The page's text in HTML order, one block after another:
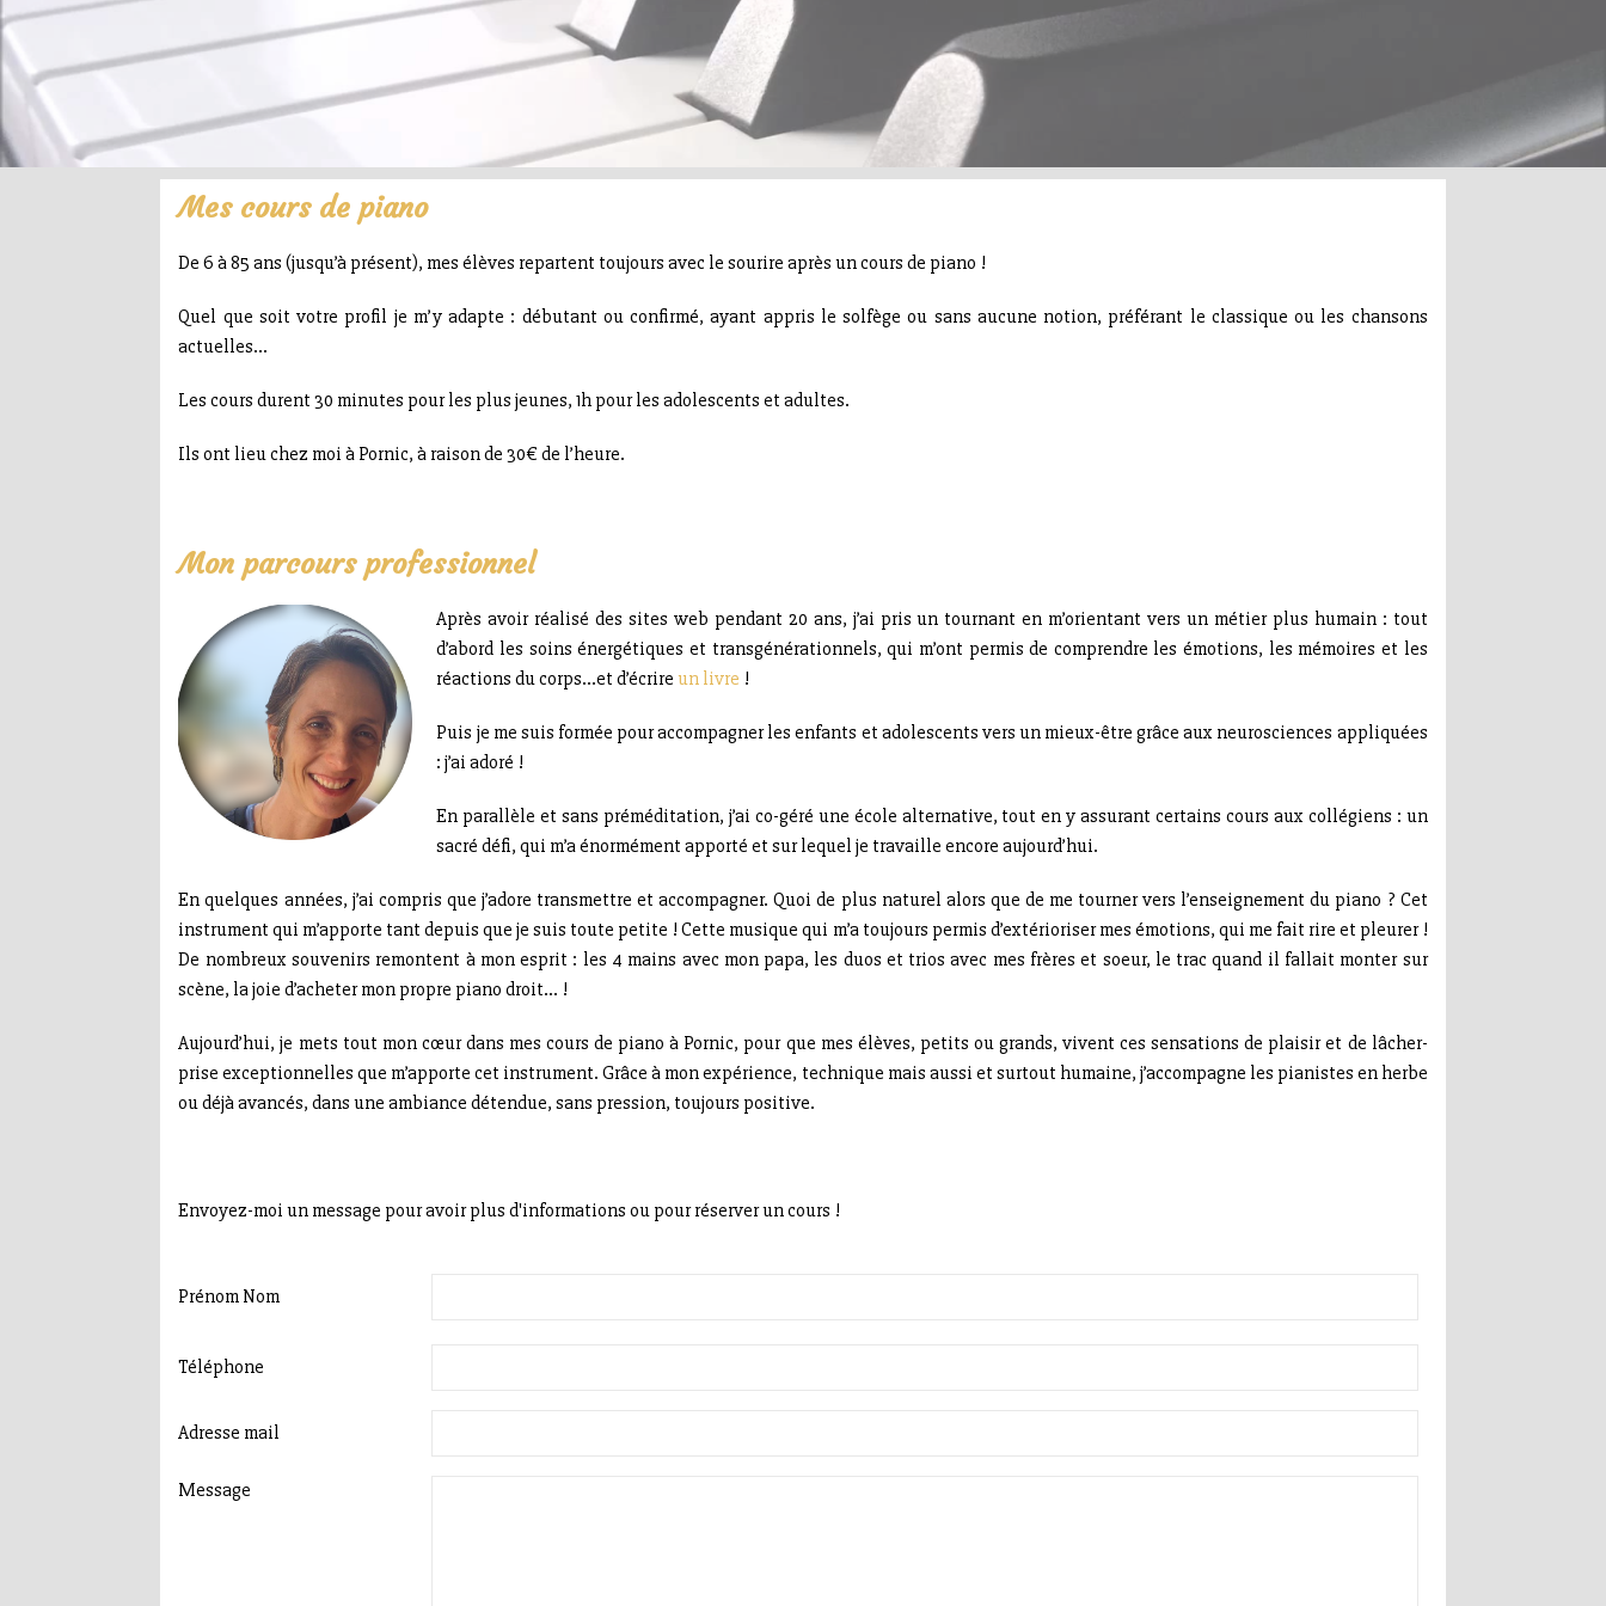
Mes cours de piano
De 6 à 85 ans (jusqu’à présent), mes élèves repartent toujours avec le sourire après un cours de piano !
Quel que soit votre profil je m’y adapte : débutant ou confirmé, ayant appris le solfège ou sans aucune notion, préférant le classique ou les chansons
actuelles…
Les cours durent 30 minutes pour les plus jeunes, 1h pour les adolescents et adultes.
Ils ont lieu chez moi à Pornic, à raison de 30€ de l’heure.
Mon parcours professionnel
Après avoir réalisé des sites web pendant 20 ans, j’ai pris un tournant en m’orientant vers un métier plus humain : tout
d’abord les soins énergétiques et transgénérationnels, qui m’ont permis de comprendre les émotions, les mémoires et les
réactions du corps…et d’écrireun livre !
Puis je me suis formée pour accompagner les enfants et adolescents vers un mieux-être grâce aux neurosciences appliquées
: j’ai adoré !
En parallèle et sans préméditation, j’ai co-géré une école alternative, tout en y assurant certains cours aux collégiens : un
sacré défi, qui m’a énormément apporté et sur lequel je travaille encore aujourd’hui.
En quelques années, j’ai compris que j’adore transmettre et accompagner. Quoi de plus naturel alors que de me tourner vers l’enseignement du piano ? Cet
instrument qui m’apporte tant depuis que je suis toute petite ! Cette musique qui m’a toujours permis d’extérioriser mes émotions, qui me fait rire et pleurer !
De nombreux souvenirs remontent à mon esprit : les 4 mains avec mon papa, les duos et trios avec mes frères et soeur, le trac quand il fallait monter sur
scène, la joie d’acheter mon propre piano droit… !
Aujourd’hui, je mets tout mon cœur dans mes cours de piano à Pornic, pour que mes élèves, petits ou grands, vivent ces sensations de plaisir et de lâcher-
prise exceptionnelles que m’apporte cet instrument. Grâce à mon expérience, technique mais aussi et surtout humaine, j’accompagne les pianistes en herbe
ou déjà avancés, dans une ambiance détendue, sans pression, toujours positive.
Envoyez-moi un message pour avoir plus d'informations ou pour réserver un cours !
Prénom Nom
Téléphone
Adresse mail
Message